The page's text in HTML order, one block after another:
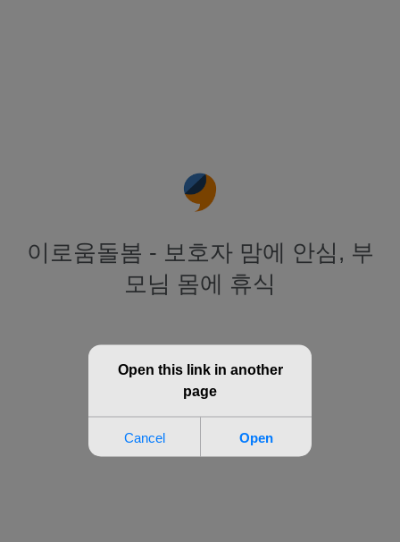
이로움돌봄 - 보호자 맘에 안심, 부
모님 몸에 휴식